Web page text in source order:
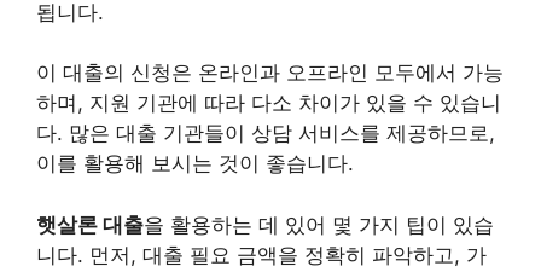
됩니다.
이 대출의 신청은 온라인과 오프라인 모두에서 가능
하며, 지원 기관에 따라 다소 차이가 있을 수 있습니
다. 많은 대출 기관들이 상담 서비스를 제공하므로,
이를 활용해 보시는 것이 좋습니다.
햇살론 대출을 활용하는 데 있어 몇 가지 팁이 있습
니다. 먼저, 대출 필요 금액을 정확히 파악하고, 가